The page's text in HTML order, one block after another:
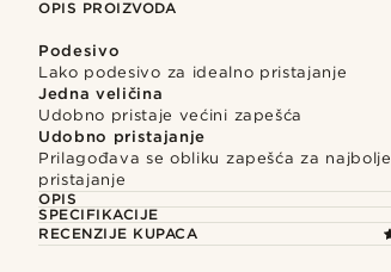
OPIS PROIZVODA
Podesivo
Lako podesivo za idealno pristajanje
Jedna veličina
Udobno pristaje većini zapešća
Udobno pristajanje
Prilagođava se obliku zapešća za najbolje
pristajanje
OPIS
SPECIFIKACIJE
RECENZIJE KUPACA